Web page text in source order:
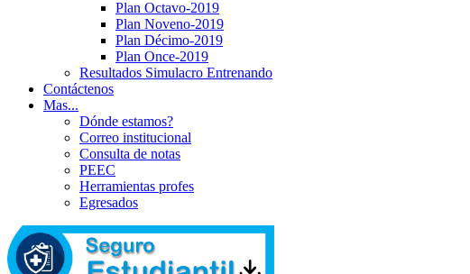
Plan Octavo-2019
Plan Noveno-2019
Plan Décimo-2019
Plan Once-2019
Resultados Simulacro Entrenando
Contáctenos
Mas...
Dónde estamos?
Correo institucional
Consulta de notas
PEEC
Herramientas profes
Egresados